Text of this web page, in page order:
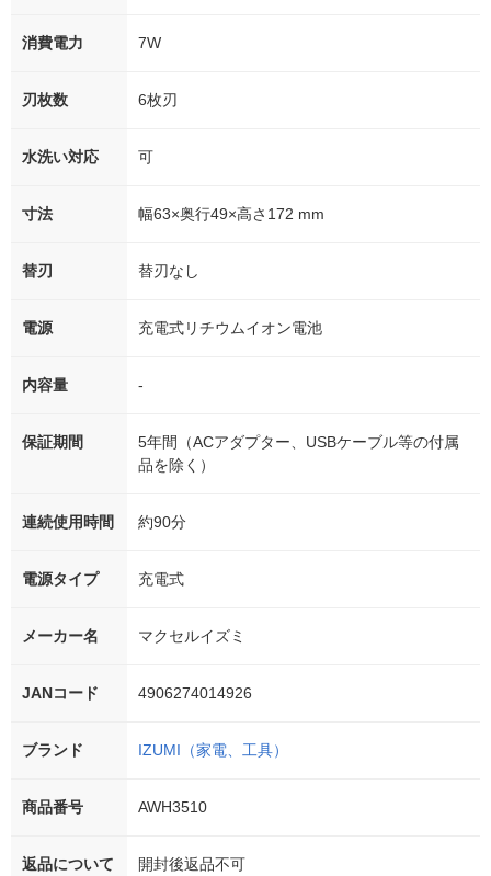
消費電力 7W
刃枚数 6枚刃
水洗い対応 可
寸法 幅63×奥行49×高さ172 mm
替刃 替刃なし
電源 充電式リチウムイオン電池
内容量 -
保証期間
5年間（ACアダプター、USBケーブル等の付属
品を除く）
連続使用時間 約90分
電源タイプ 充電式
メーカー名 マクセルイズミ
JANコード 4906274014926
ブランド IZUMI（家電、工具）
商品番号 AWH3510
返品について
開封後返品不可